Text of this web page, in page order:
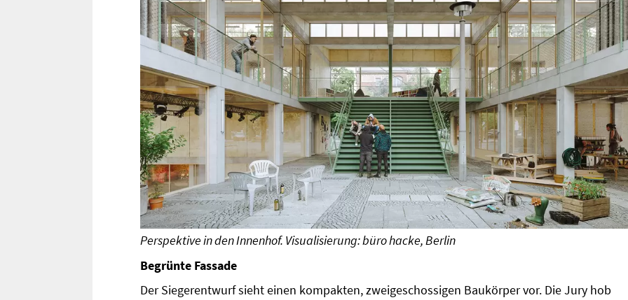
Perspektive in den Innenhof. Visualisierung: büro hacke, Berlin
Begrünte Fassade
Der Siegerentwurf sieht einen kompakten, zweigeschossigen Baukörper vor. Die Jury hob